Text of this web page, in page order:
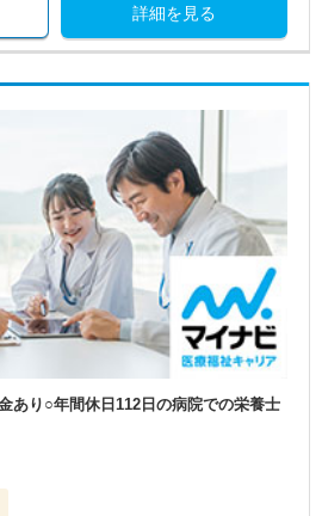
詳細を見る
あり○年間休日112日の病院での栄養士